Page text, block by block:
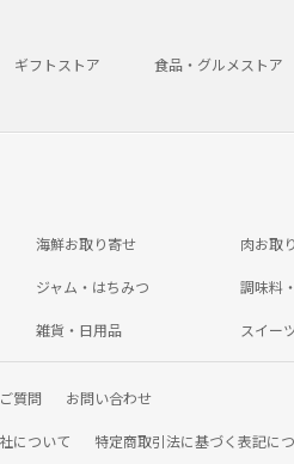
ギフトストア 食品・グルメストア
海鮮お取り寄せ 肉お取
ジャム・はちみつ 調味料
雑貨・日用品 スイー
質問 お問い合わせ
について 特定商取引法に基づく表記に